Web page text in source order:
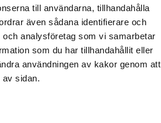
till användarna, tillhandahålla
även sådana identifierare och
analysföretag som vi samarbetar
som du har tillhandahållit eller
användningen av kakor genom att
av sidan.